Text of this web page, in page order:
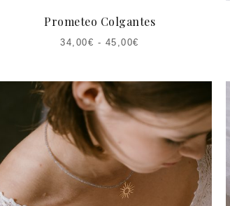
Prometeo Colgantes
34,00€ - 45,00€